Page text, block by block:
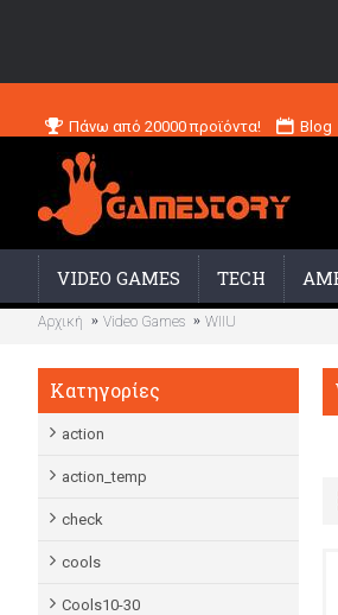
Πάνω από 20000 προϊόντα! Blog
VIDEO GAMES TECH
Αρχική Video Games WIIU
Κατηγορίες
action
action_temp
check
cools
Cools10-30